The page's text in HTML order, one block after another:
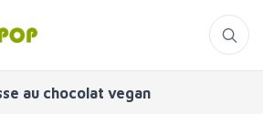
au chocolat vegan